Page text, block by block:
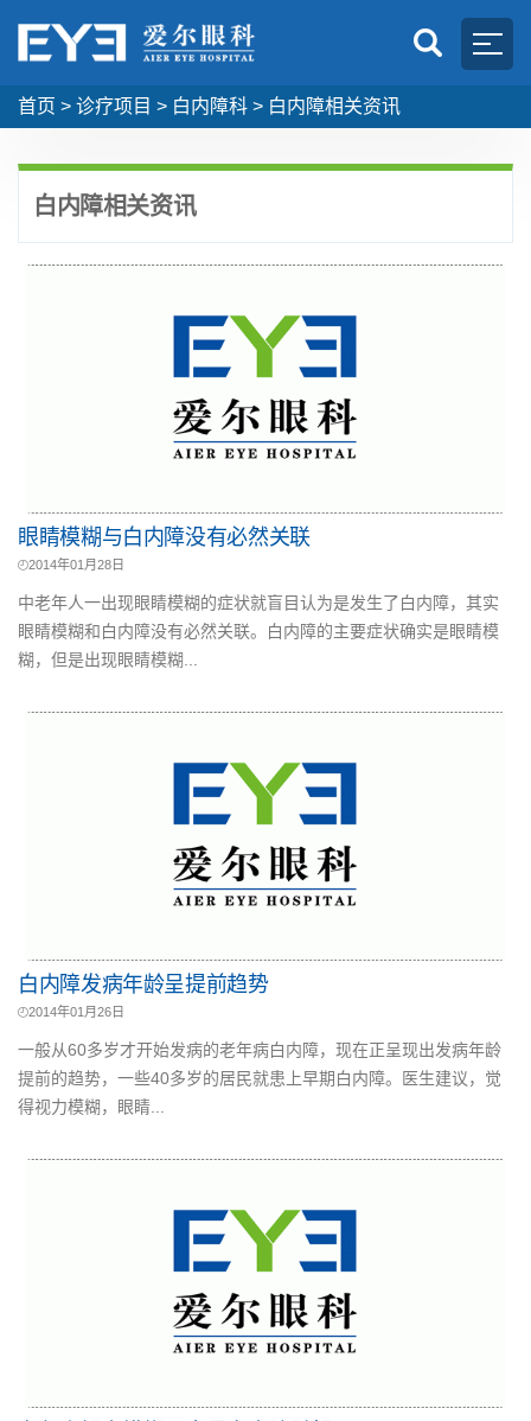
首页 > 诊疗项目 > 白内障科 > 白内障相关资讯
白内障相关资讯
眼睛模糊与白内障没有必然关联
2014年01月28日
中老年人一出现眼睛模糊的症状就盲目认为是发生了白内障，其实
眼睛模糊和白内障没有必然关联。白内障的主要症状确实是眼睛模
糊，但是出现眼睛模糊...
白内障发病年龄呈提前趋势
2014年01月26日
一般从60多岁才开始发病的老年病白内障，现在正呈现出发病年龄
提前的趋势，一些40多岁的居民就患上早期白内障。医生建议，觉
得视力模糊，眼睛...